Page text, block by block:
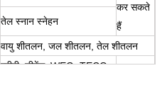
कर सकते
हैं
तेल स्नान स्नेहन
वायु शीतलन, जल शीतलन, तेल शीतलन
एबीबी, सीमेंस, WEG, TECO,